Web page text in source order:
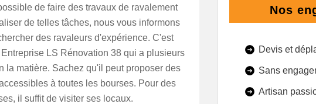
de faire des travaux de ravalement
de telles tâches, nous vous informons
des ravaleurs d'expérience. C'est
LS Rénovation 38 qui a plusieurs
la matière. Sachez qu'il peut proposer des
à toutes les bourses. Pour des
il suffit de visiter ses locaux.
Nos
Devis et
Sans
Artisan